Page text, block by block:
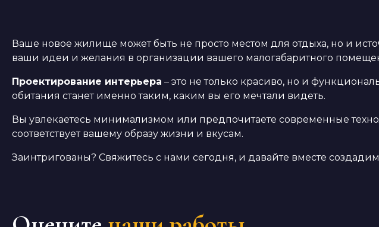
Ваше новое жилище может быть не просто местом для отдыха, но и
ваши идеи и желания в организации вашего малогабаритного
Проектирование интерьера – это не только красиво, но и
обитания станет именно таким, каким вы его мечтали видеть.
Вы увлекаетесь минимализмом или предпочитаете современные
соответствует вашему образу жизни и вкусам.
Заинтригованы? Свяжитесь с нами сегодня, и давайте вместе